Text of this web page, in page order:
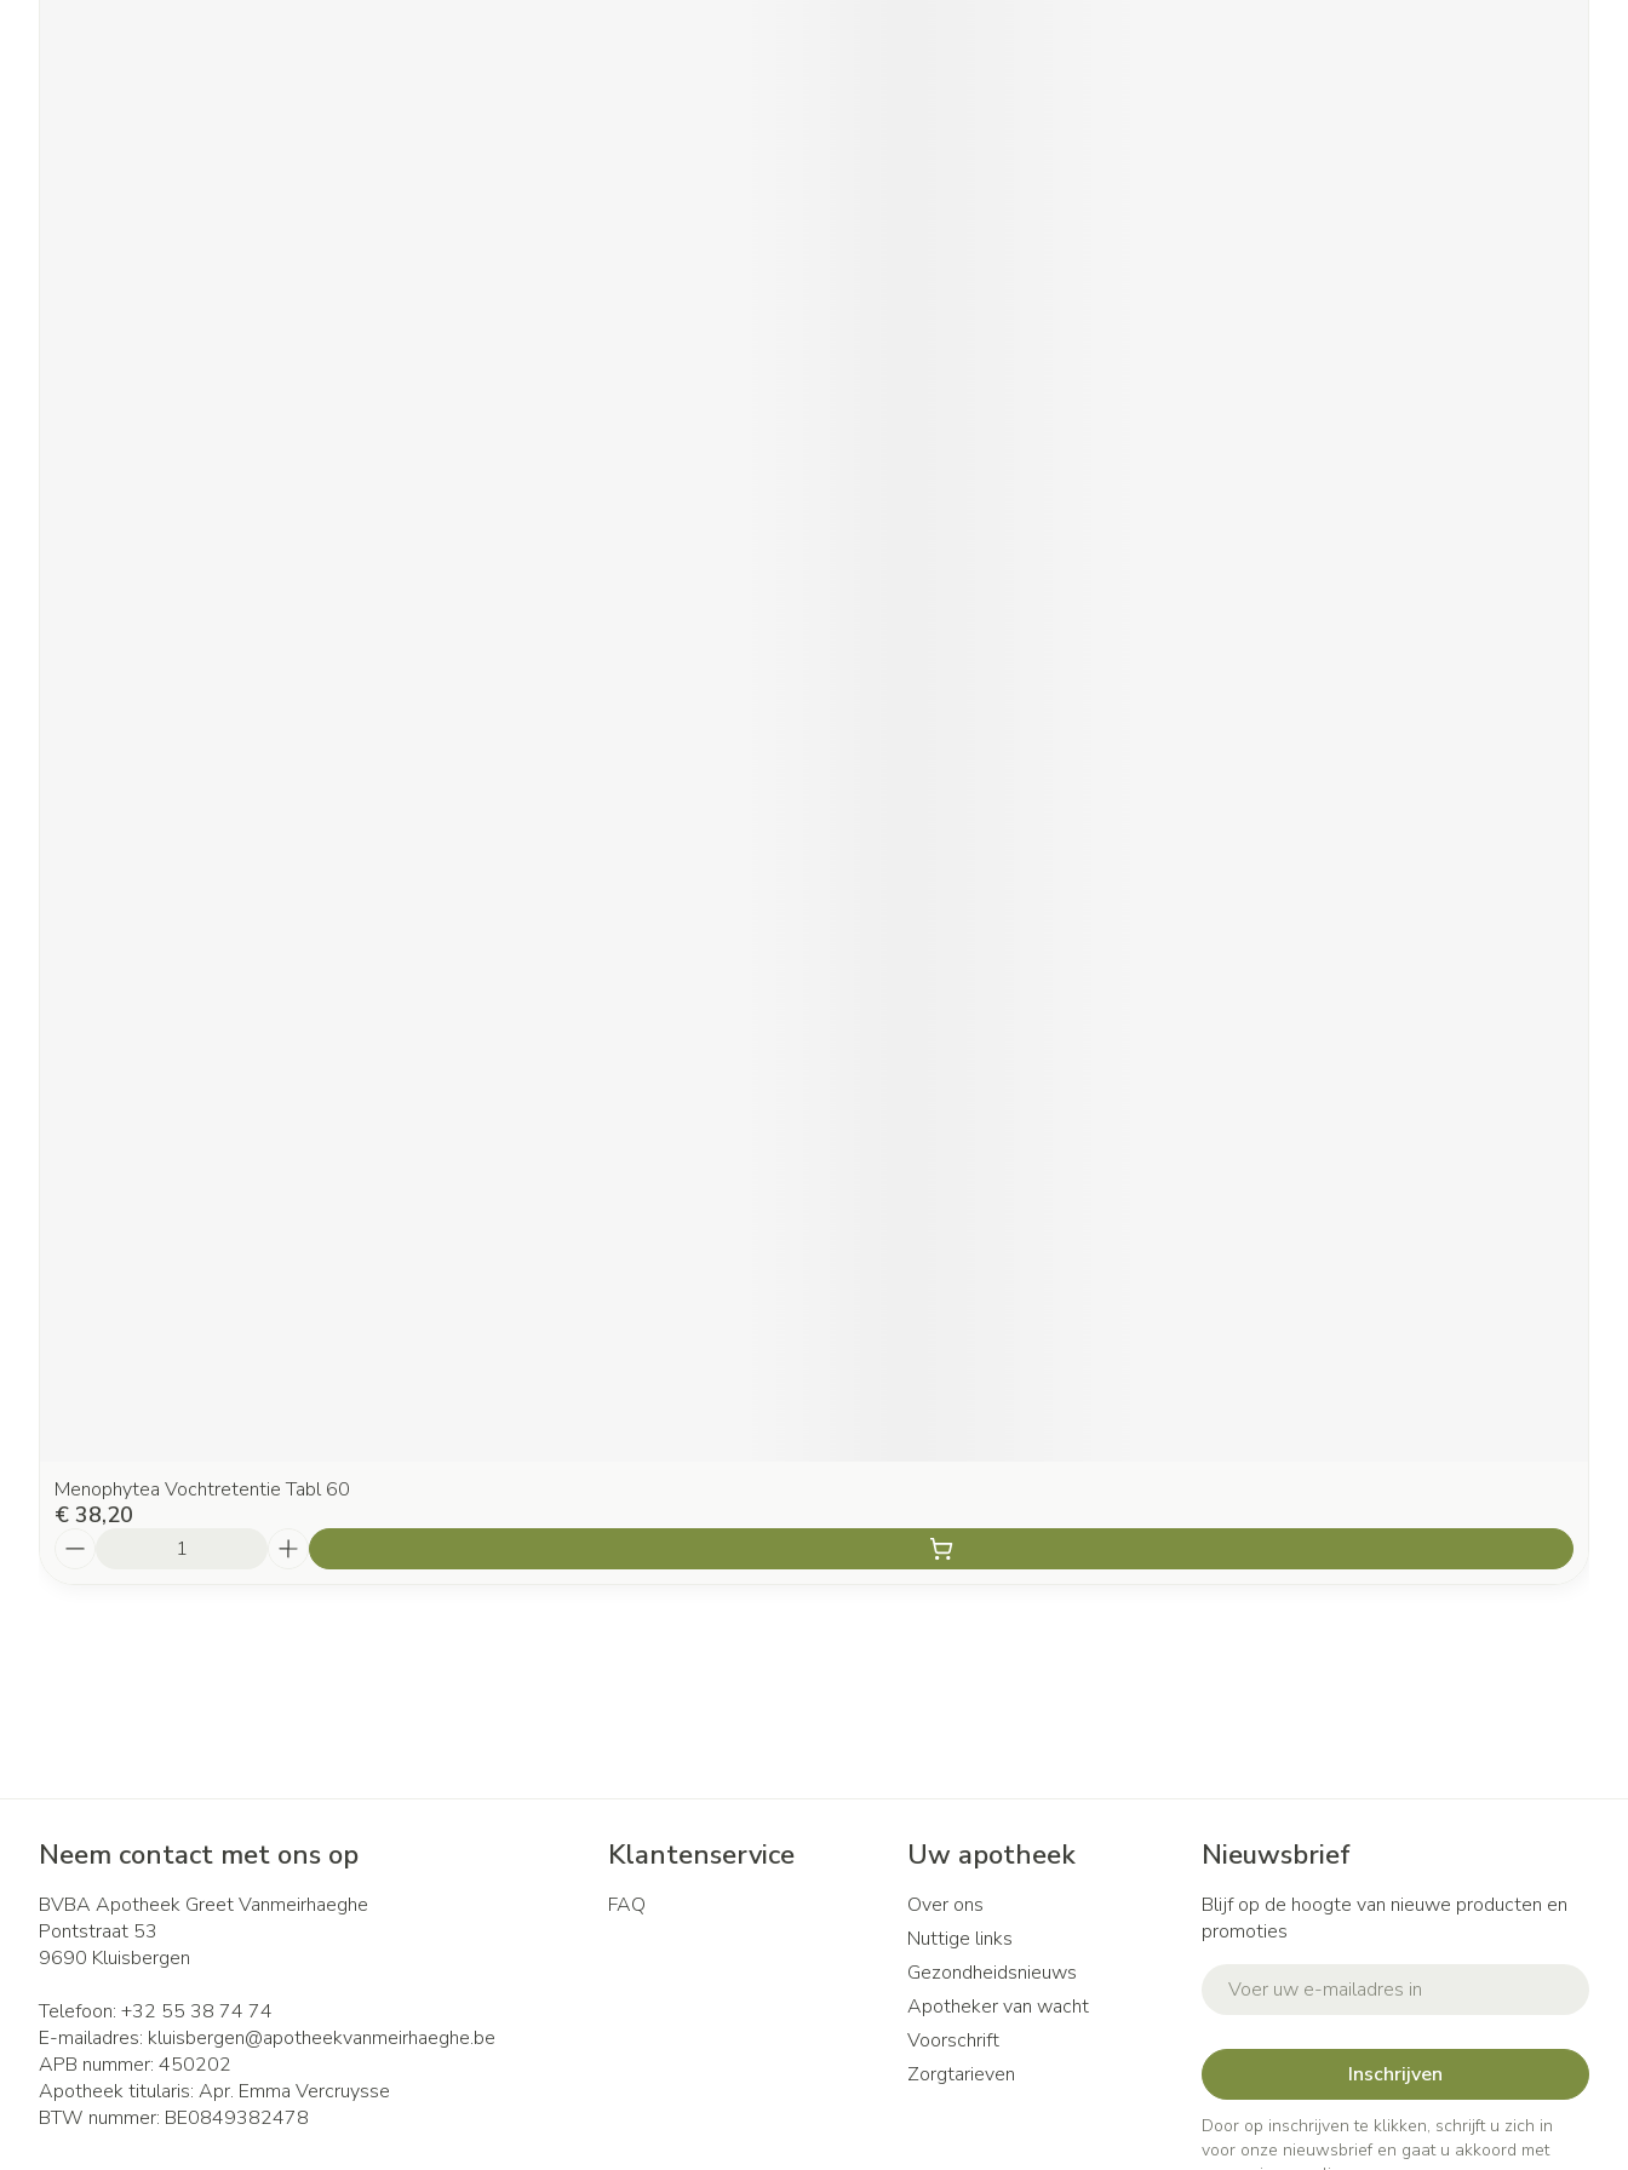
Menophytea Vochtretentie Tabl 60
€ 38,20
Neem contact met ons op
BVBA Apotheek Greet Vanmeirhaeghe
Pontstraat 53
9690 Kluisbergen
Telefoon: +32 55 38 74 74
E-mailadres: kluisbergen@apotheekvanmeirhaeghe.be
APB nummer: 450202
Apotheek titularis: Apr. Emma Vercruysse
BTW nummer: BE0849382478
Klantenservice
FAQ
Uw apotheek
Over ons
Nuttige links
Gezondheidsnieuws
Apotheker van wacht
Voorschrift
Zorgtarieven
Nieuwsbrief
Blijf op de hoogte van nieuwe producten en
promoties
Inschrijven
Door op inschrijven te klikken, schrijft u zich in
voor onze nieuwsbrief en gaat u akkoord met